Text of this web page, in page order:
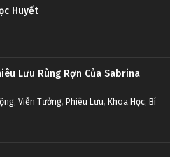
Huyết
Lưu Rùng Rợn Của Sabrina
, Viễn Tưởng, Phiêu Lưu, Khoa Học, Bí